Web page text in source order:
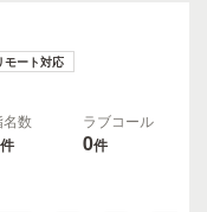
モート対応
数
件
ラブコール
0件